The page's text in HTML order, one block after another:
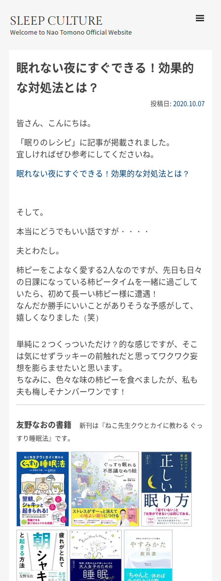
CULTURE
ツへ移動
眠れない夜にすぐできる！効果的
な対処法とは？
投稿日:2020.10.07
皆さん、こんにちは。
「眠りのレシピ」に記事が掲載されました。
宜しければぜひ参考にしてくださいね。
眠れない夜にすぐできる！効果的な対処法とは？
そして。
本当にどうでもいい話ですが・・・・
夫とわたし。
柿ピーをこよなく愛する2人なのですが、先日も日々
の日課になっている柿ピータイムを一緒に過ごして
いたら、初めて長ーい柿ピー様に遭遇！
なんだか勝手にいいことがありそうな予感がして、
嬉しくなりました（笑）
単純に２つくっついただけ？的な感じですが、そこ
は気にせずラッキーの前触れだと思ってワクワク妄
想を膨らませたいと思います。
ちなみに、色々な味の柿ピーを食べましたが、私も
夫も梅しそナンバーワンです！
友野なおの書籍
新刊は『ねこ先生クウとカイに教わる ぐっ
すり睡眠法』です。